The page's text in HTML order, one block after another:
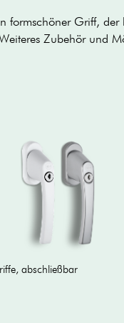
formschöner Griff,
Zubehör und
abschließbar